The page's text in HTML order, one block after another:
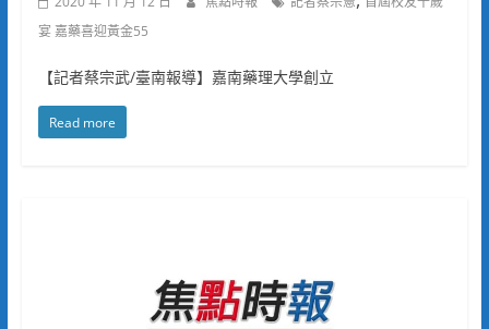
宴 嘉藥喜迎黃金55
【記者蔡宗武/臺南報導】嘉南藥理大學創立
Read more